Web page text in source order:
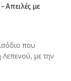
Απειλές με
που
Λεπενού, με την